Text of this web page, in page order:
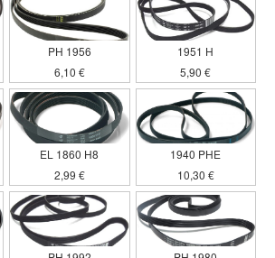
PH 1956
6,10 €
1951 H
5,90 €
EL 1860 H8
2,99 €
1940 PHE
10,30 €